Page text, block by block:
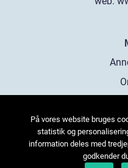
På vores website bruges
statistik og
information deles med
godkender